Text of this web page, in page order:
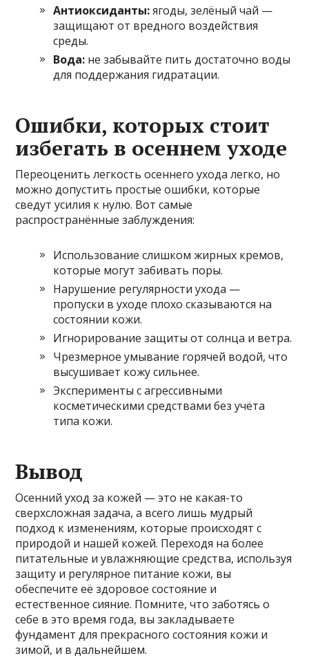
Антиоксиданты:ягоды, зелёный чай —
защищают от вредного воздействия
среды.
Вода: не забывайте пить достаточно воды
для поддержания гидратации.
Ошибки, которых стоит
избегать в осеннем уходе
Переоценить легкость осеннего ухода легко, но
можно допустить простые ошибки, которые
сведут усилия к нулю. Вот самые
распространённые заблуждения:
Использование слишком жирных кремов,
которые могут забивать поры.
Нарушение регулярности ухода —
пропуски в уходе плохо сказываются на
состоянии кожи.
Игнорирование защиты от солнца и ветра.
Чрезмерное умывание горячей водой, что
высушивает кожу сильнее.
Эксперименты с агрессивными
косметическими средствами без учёта
типа кожи.
Вывод
Осенний уход за кожей — это не какая-то
сверхсложная задача, а всего лишь мудрый
подход к изменениям, которые происходят с
природой и нашей кожей. Переходя на более
питательные и увлажняющие средства, используя
защиту и регулярное питание кожи, вы
обеспечите её здоровое состояние и
естественное сияние. Помните, что заботясь о
себе в это время года, вы закладываете
фундамент для прекрасного состояния кожи и
зимой, и в дальнейшем.